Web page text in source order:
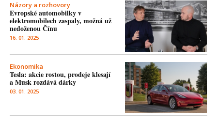
Názory a rozhovory
Evropské automobilky v
elektromobilech zaspaly, možná už
nedoženou Čínu
16. 01. 2025
Ekonomika
Tesla: akcie rostou, prodeje klesají
a Musk rozdává dárky
03. 01. 2025